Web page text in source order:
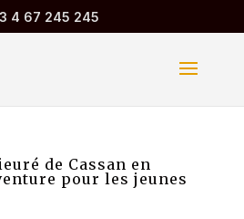
4 67 245 245
de Cassan en
pour les jeunes